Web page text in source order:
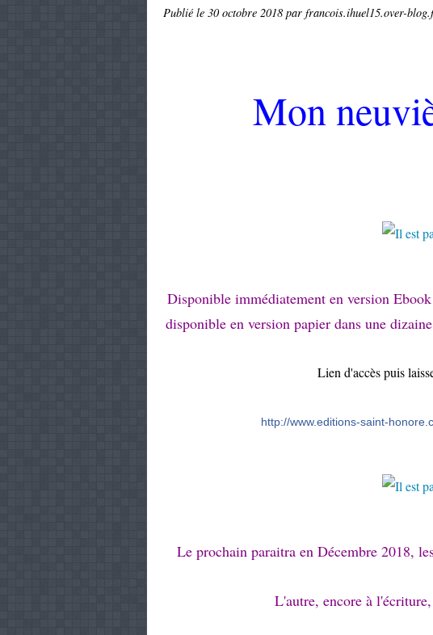
Publié le 30 octobre 2018 par francois.ihuel15.over-
Mon
Disponible immédiatement en version
disponible en version papier dans une
Lien d'accès puis
http://www.editions-saint-
Le prochain paraitra en Décembre 2018,
L'autre, encore à